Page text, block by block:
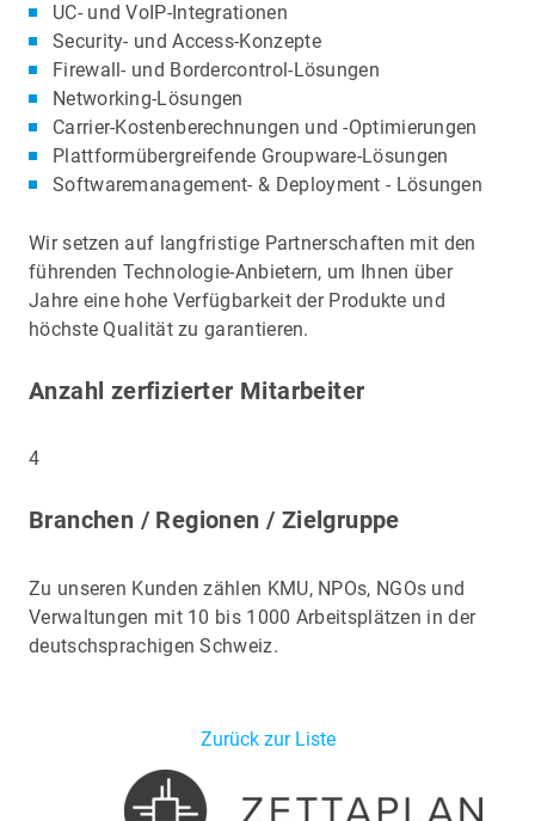
UC- und VoIP-Integrationen
Security- und Access-Konzepte
Firewall- und Bordercontrol-Lösungen
Networking-Lösungen
Carrier-Kostenberechnungen und -Optimierungen
Plattformübergreifende Groupware-Lösungen
Softwaremanagement- & Deployment - Lösungen
Wir setzen auf langfristige Partnerschaften mit den
führenden Technologie-Anbietern, um Ihnen über
Jahre eine hohe Verfügbarkeit der Produkte und
höchste Qualität zu garantieren.
Anzahl zerfizierter Mitarbeiter
4
Branchen / Regionen / Zielgruppe
Zu unseren Kunden zählen KMU, NPOs, NGOs und
Verwaltungen mit 10 bis 1000 Arbeitsplätzen in der
deutschsprachigen Schweiz.
Zurück zur Liste